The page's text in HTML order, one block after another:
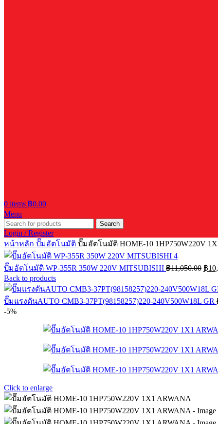
0 items ฿0.00
Menu
Search
Login / Register
หน้าหลัก ปั๊มอัตโนมัติ ปั๊มอัตโนมัติ HOME-10 1HP750W220V
ปั๊มอัตโนมัติ WP-355R 350W 220V MITSUBISHI ฿11,050.00
price
฿
฿
Back to products
ปั๊มแรงดันAUTO CMB3-37PT(98158257)220-240V500W18L GR
-5%
Click to enlarge